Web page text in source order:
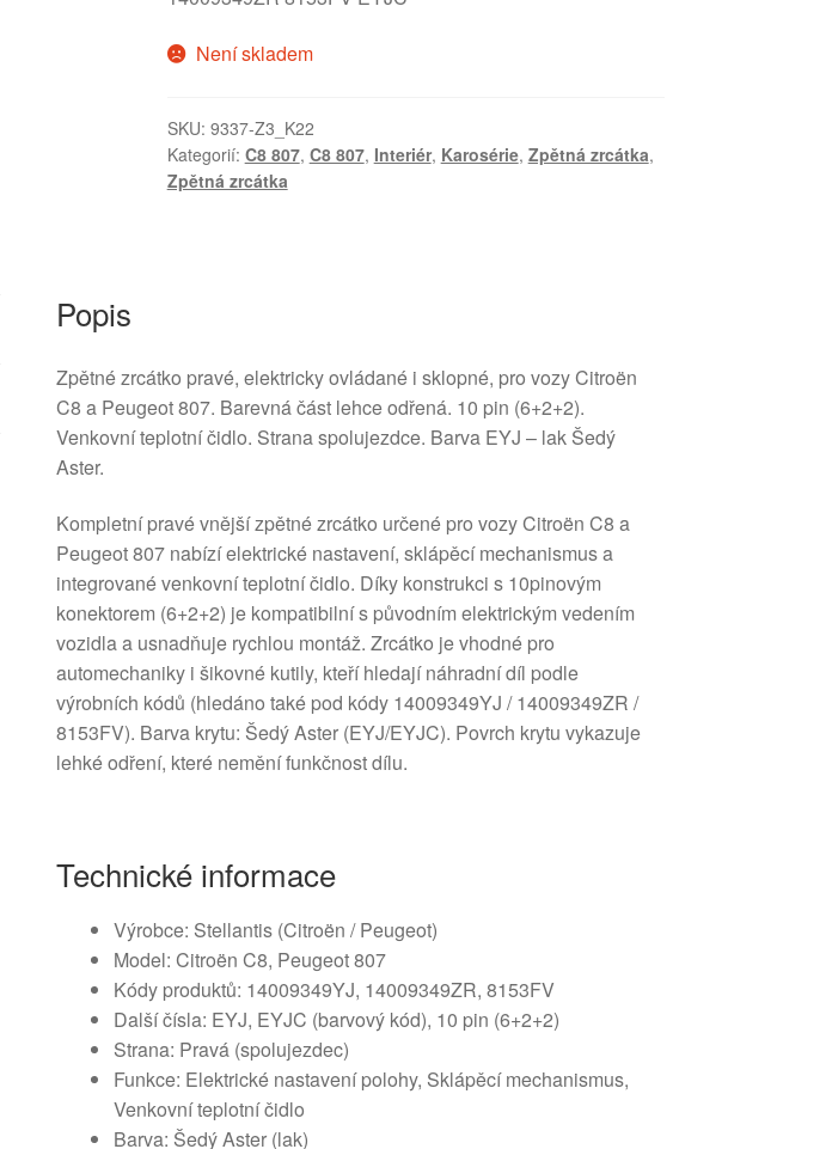
Není skladem
SKU: 9337-Z3_K22
Kategorií: C8 807, C8 807, Interiér, Karosérie, Zpětná zrcátka,
Zpětná zrcátka
Popis
Zpětné zrcátko pravé, elektricky ovládané i sklopné, pro vozy Citroën
C8 a Peugeot 807. Barevná část lehce odřená. 10 pin (6+2+2).
Venkovní teplotní čidlo. Strana spolujezdce. Barva EYJ – lak Šedý
Aster.
Kompletní pravé vnější zpětné zrcátko určené pro vozy Citroën C8 a
Peugeot 807 nabízí elektrické nastavení, sklápěcí mechanismus a
integrované venkovní teplotní čidlo. Díky konstrukci s 10pinovým
konektorem (6+2+2) je kompatibilní s původním elektrickým vedením
vozidla a usnadňuje rychlou montáž. Zrcátko je vhodné pro
automechaniky i šikovné kutily, kteří hledají náhradní díl podle
výrobních kódů (hledáno také pod kódy 14009349YJ / 14009349ZR /
8153FV). Barva krytu: Šedý Aster (EYJ/EYJC). Povrch krytu vykazuje
lehké odření, které nemění funkčnost dílu.
Technické informace
Výrobce: Stellantis (Citroën / Peugeot)
Model: Citroën C8, Peugeot 807
Kódy produktů: 14009349YJ, 14009349ZR, 8153FV
Další čísla: EYJ, EYJC (barvový kód), 10 pin (6+2+2)
Strana: Pravá (spolujezdec)
Funkce: Elektrické nastavení polohy, Sklápěcí mechanismus,
Venkovní teplotní čidlo
Barva: Šedý Aster (lak)